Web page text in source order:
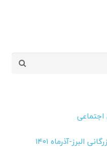
البرز-آذرماه ۱۴۰۱